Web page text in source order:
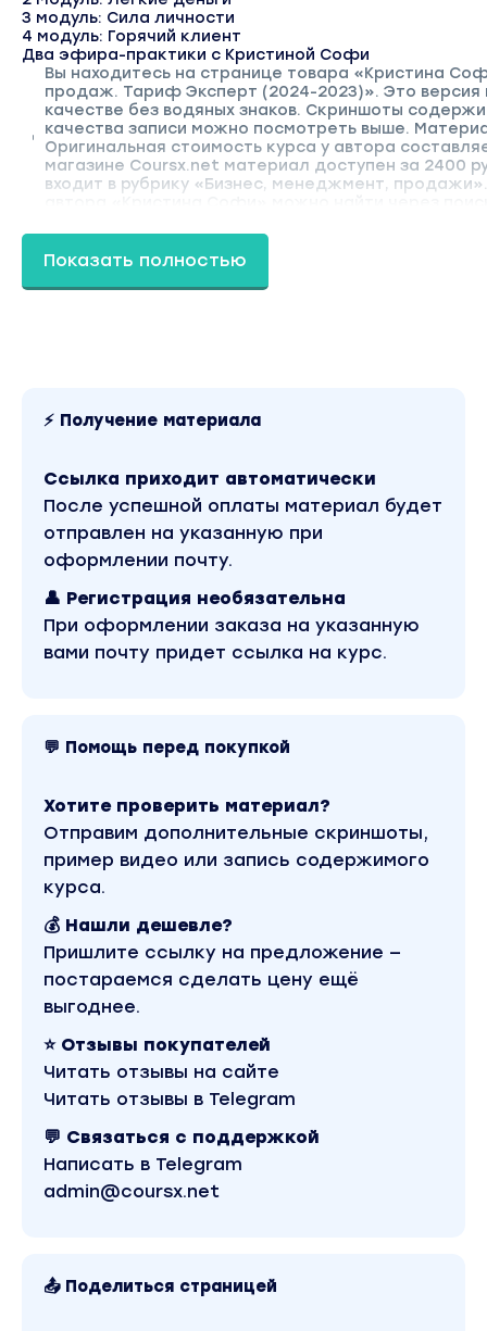
3 модуль: Сила личности
4 модуль: Горячий клиент
Два эфира-практики с Кристиной Софи
Вы находитесь на странице товара «Кристина
продаж. Тариф Эксперт (2024-2023)». Это
качестве без водяных знаков. Скриншоты
качества записи можно посмотреть выше.
Оригинальная стоимость курса у автора
магазине Coursx.net материал доступен за 2400
входит в рубрику «Бизнес, менеджмент,
Показать полностью
⚡ Получение материала
Ссылка приходит автоматически
После успешной оплаты материал будет
отправлен на указанную при
оформлении почту.
👤 Регистрация необязательна
При оформлении заказа на указанную
вами почту придет ссылка на курс.
💬 Помощь перед покупкой
Хотите проверить материал?
Отправим дополнительные скриншоты,
пример видео или запись содержимого
курса.
💰 Нашли дешевле?
Пришлите ссылку на предложение —
постараемся сделать цену ещё
выгоднее.
⭐ Отзывы покупателей
Читать отзывы на сайте
Читать отзывы в Telegram
💬 Связаться с поддержкой
Написать в Telegram
admin@coursx.net
📤 Поделиться страницей